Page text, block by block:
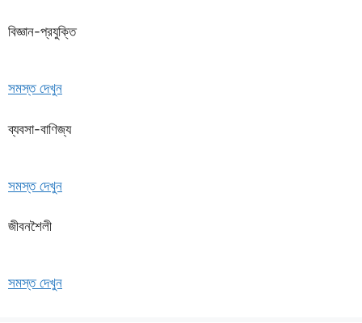
বিজ্ঞান-প্রযুক্তি
সমস্ত দেখুন
ব্যবসা-বাণিজ্য
সমস্ত দেখুন
জীবনশৈলী
সমস্ত দেখুন